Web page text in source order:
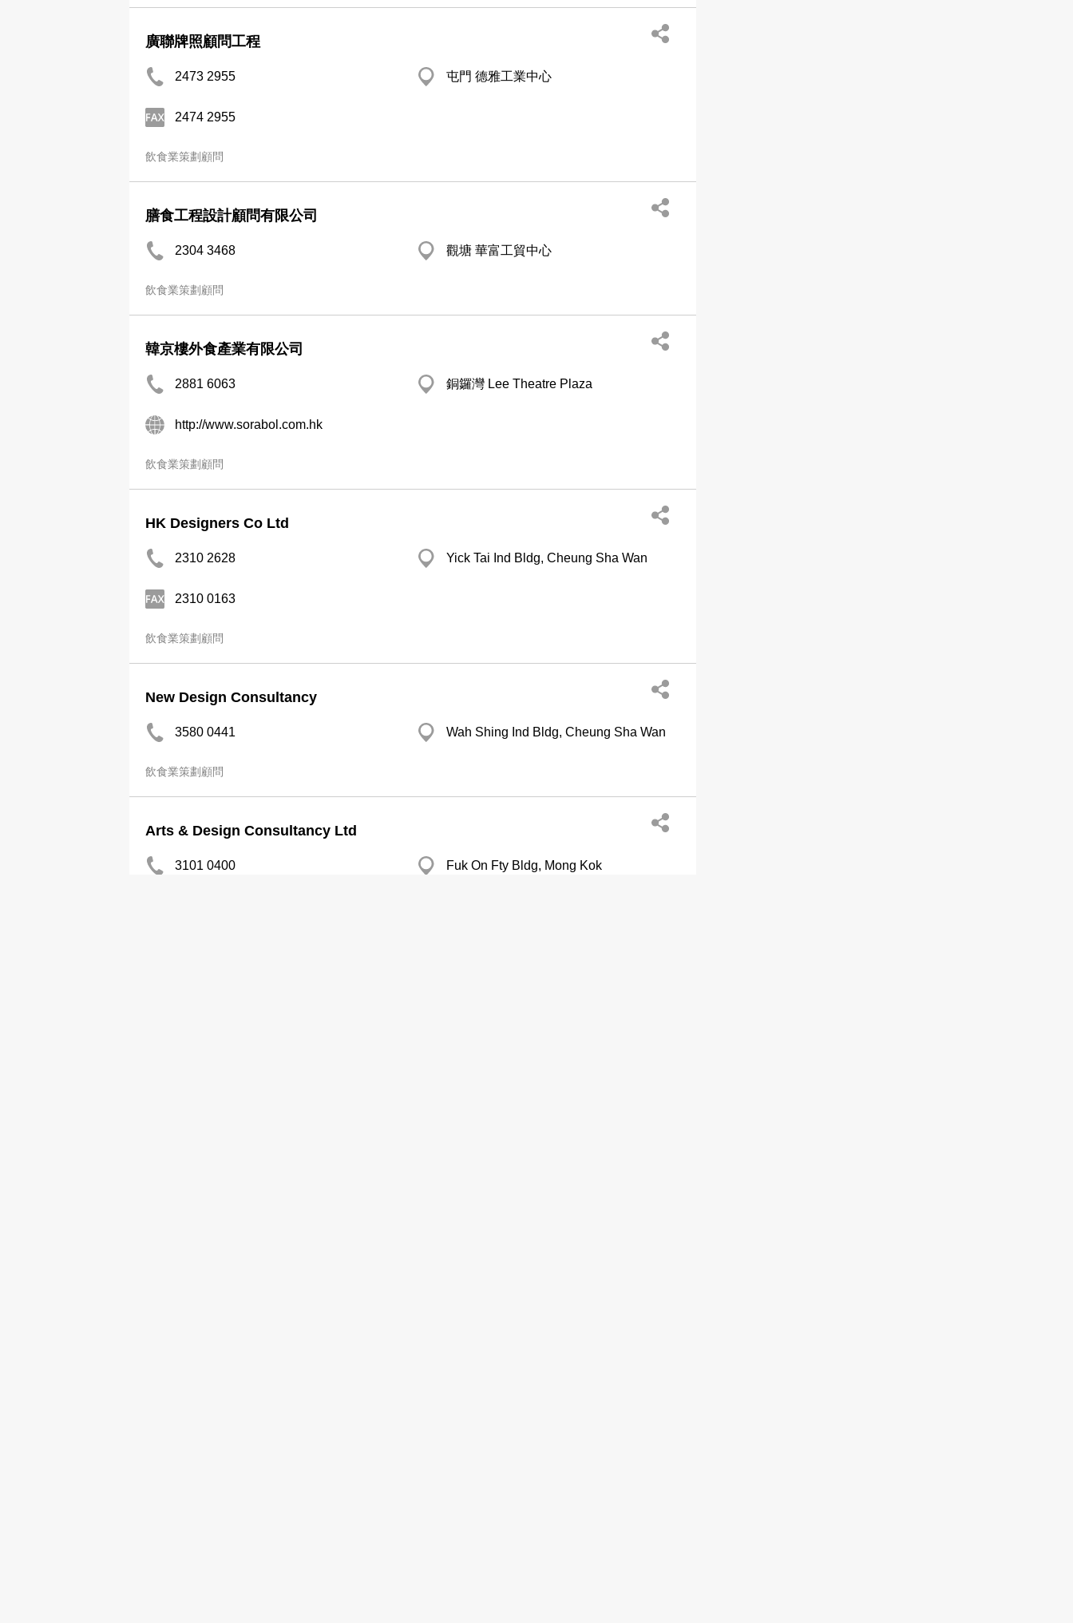
廣聯牌照顧問工程
2473 2955 屯門 德雅工業中心
2474 2955
飲食業策劃顧問
膳食工程設計顧問有限公司
2304 3468 觀塘 華富工貿中心
飲食業策劃顧問
韓京樓外食產業有限公司
2881 6063 銅鑼灣 Lee Theatre Plaza
http://www.sorabol.com.hk
飲食業策劃顧問
HK Designers Co Ltd
2310 2628 Yick Tai Ind Bldg, Cheung Sha Wan
2310 0163
飲食業策劃顧問
New Design Consultancy
3580 0441 Wah Shing Ind Bldg, Cheung Sha Wan
飲食業策劃顧問
Arts & Design Consultancy Ltd
3101 0400 Fuk On Fty Bldg, Mong Kok